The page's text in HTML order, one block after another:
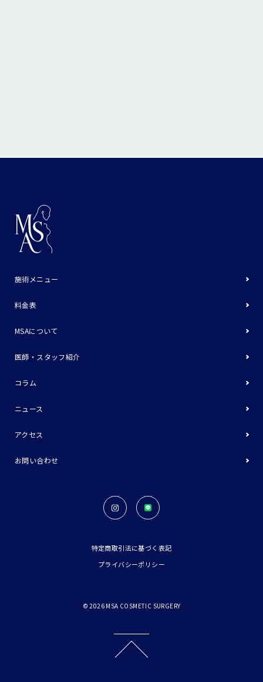
施術メニュー
料金表
MSAについて
医師・スタッフ紹介
コラム
ニュース
アクセス
お問い合わせ
特定商取引法に基づく表記
プライバシーポリシー
©2026 MSA COSMETIC SURGERY